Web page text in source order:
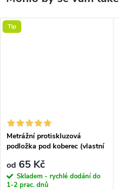
Tip
Metrážní protiskluzová
podložka pod koberec (vlastní
od 65 Kč
Skladem - rychlé dodání do
1-2 prac. dnů